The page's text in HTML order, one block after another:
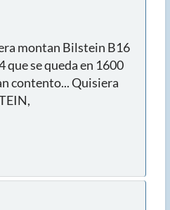
montan Bilstein B16
que se queda en 1600
contento... Quisiera